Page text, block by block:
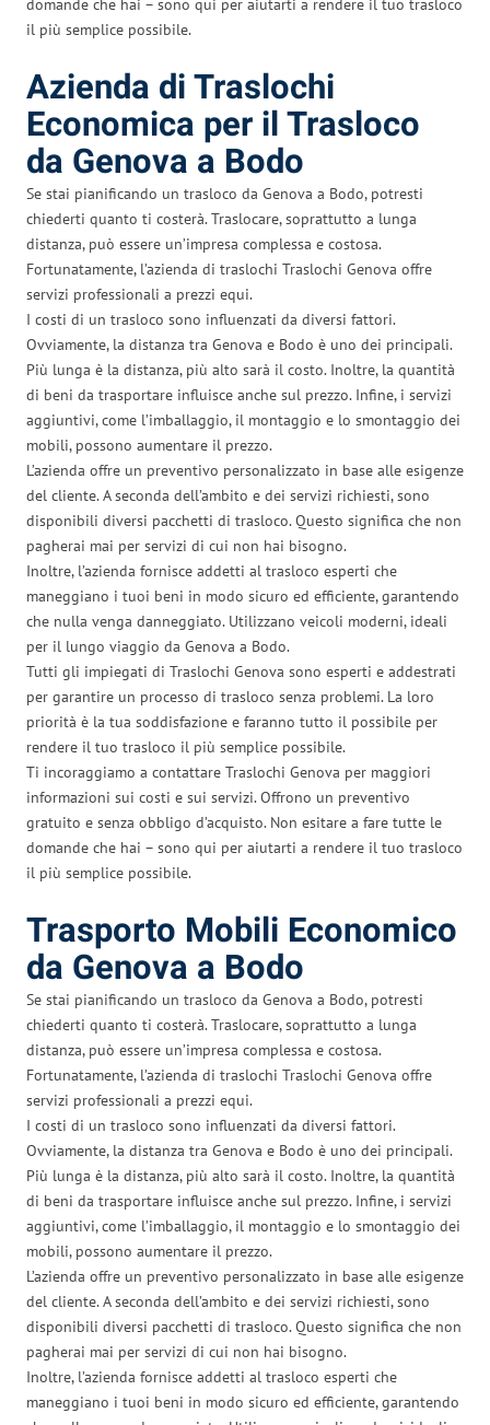
domande che hai – sono qui per aiutarti a rendere il tuo trasloco
il più semplice possibile.
Azienda di Traslochi
Economica per il Trasloco
da Genova a Bodo
Se stai pianificando un trasloco da Genova a Bodo, potresti
chiederti quanto ti costerà. Traslocare, soprattutto a lunga
distanza, può essere un’impresa complessa e costosa.
Fortunatamente, l’azienda di traslochi Traslochi Genova offre
servizi professionali a prezzi equi.
I costi di un trasloco sono influenzati da diversi fattori.
Ovviamente, la distanza tra Genova e Bodo è uno dei principali.
Più lunga è la distanza, più alto sarà il costo. Inoltre, la quantità
di beni da trasportare influisce anche sul prezzo. Infine, i servizi
aggiuntivi, come l’imballaggio, il montaggio e lo smontaggio dei
mobili, possono aumentare il prezzo.
L’azienda offre un preventivo personalizzato in base alle esigenze
del cliente. A seconda dell’ambito e dei servizi richiesti, sono
disponibili diversi pacchetti di trasloco. Questo significa che non
pagherai mai per servizi di cui non hai bisogno.
Inoltre, l’azienda fornisce addetti al trasloco esperti che
maneggiano i tuoi beni in modo sicuro ed efficiente, garantendo
che nulla venga danneggiato. Utilizzano veicoli moderni, ideali
per il lungo viaggio da Genova a Bodo.
Tutti gli impiegati di Traslochi Genova sono esperti e addestrati
per garantire un processo di trasloco senza problemi. La loro
priorità è la tua soddisfazione e faranno tutto il possibile per
rendere il tuo trasloco il più semplice possibile.
Ti incoraggiamo a contattare Traslochi Genova per maggiori
informazioni sui costi e sui servizi. Offrono un preventivo
gratuito e senza obbligo d’acquisto. Non esitare a fare tutte le
domande che hai – sono qui per aiutarti a rendere il tuo trasloco
il più semplice possibile.
Trasporto Mobili Economico
da Genova a Bodo
Se stai pianificando un trasloco da Genova a Bodo, potresti
chiederti quanto ti costerà. Traslocare, soprattutto a lunga
distanza, può essere un’impresa complessa e costosa.
Fortunatamente, l’azienda di traslochi Traslochi Genova offre
servizi professionali a prezzi equi.
I costi di un trasloco sono influenzati da diversi fattori.
Ovviamente, la distanza tra Genova e Bodo è uno dei principali.
Più lunga è la distanza, più alto sarà il costo. Inoltre, la quantità
di beni da trasportare influisce anche sul prezzo. Infine, i servizi
aggiuntivi, come l’imballaggio, il montaggio e lo smontaggio dei
mobili, possono aumentare il prezzo.
L’azienda offre un preventivo personalizzato in base alle esigenze
del cliente. A seconda dell’ambito e dei servizi richiesti, sono
disponibili diversi pacchetti di trasloco. Questo significa che non
pagherai mai per servizi di cui non hai bisogno.
Inoltre, l’azienda fornisce addetti al trasloco esperti che
maneggiano i tuoi beni in modo sicuro ed efficiente, garantendo